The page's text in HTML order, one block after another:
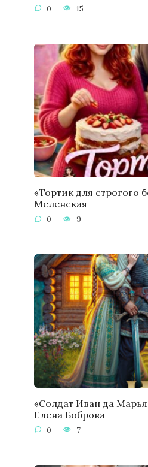
0 15
«Тортик для строгого
Меленская
0 9
«Солдат Иван да
Елена Боброва
0 7